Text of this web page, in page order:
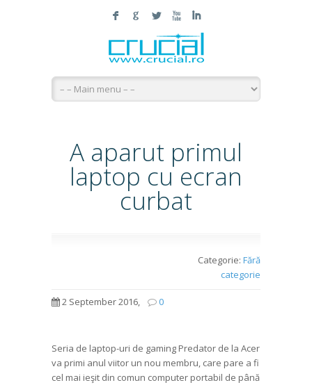
F G L X I
A aparut primul
laptop cu ecran
curbat
Categorie: Fără
categorie
2 September 2016, 0
Seria de laptop-uri de gaming Predator de la Acer
va primi anul viitor un nou membru, care pare a fi
cel mai ieşit din comun computer portabil de până